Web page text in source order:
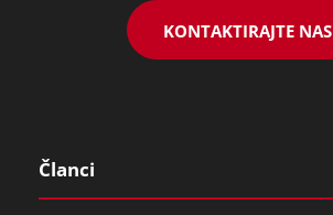
KONTAKTIRAJTE NAS
Članci